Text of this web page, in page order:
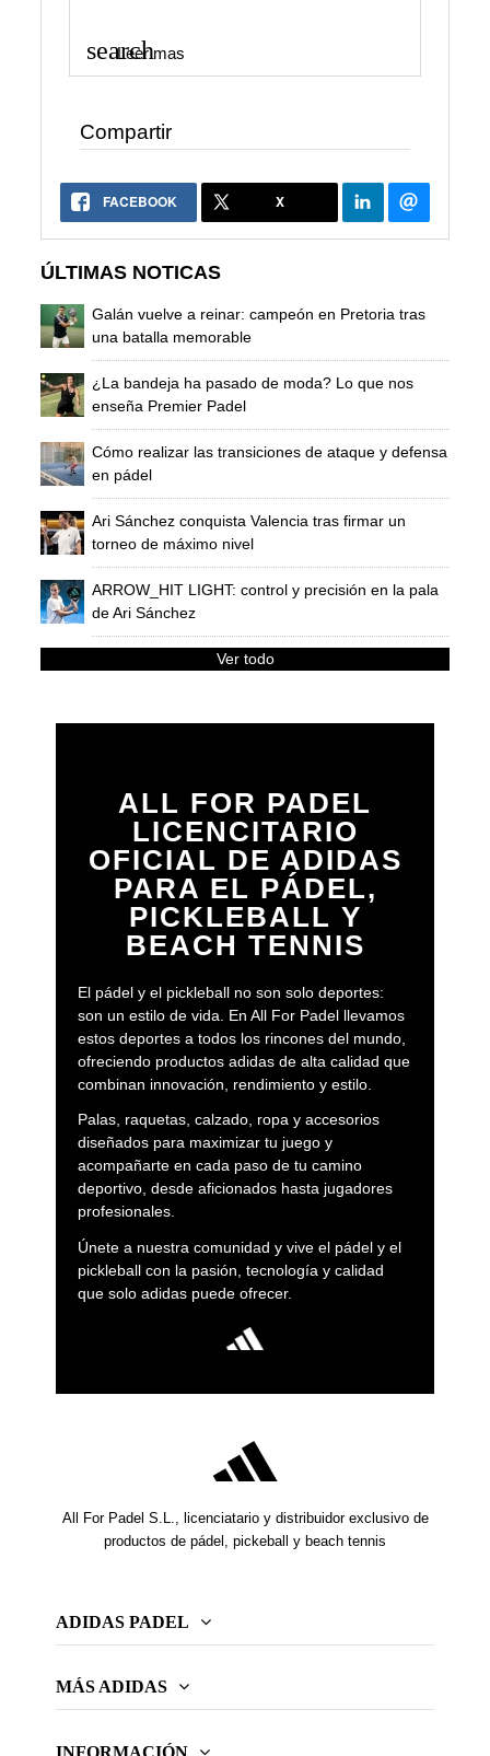
search
Leer mas
Compartir
FACEBOOK X
ÚLTIMAS NOTICAS
Galán vuelve a reinar: campeón en Pretoria tras
una batalla memorable
¿La bandeja ha pasado de moda? Lo que nos
enseña Premier Padel
Cómo realizar las transiciones de ataque y defensa
en pádel
Ari Sánchez conquista Valencia tras firmar un
torneo de máximo nivel
ARROW_HIT LIGHT: control y precisión en la pala
de Ari Sánchez
Ver todo
ALL FOR PADEL
LICENCITARIO
OFICIAL DE ADIDAS
PARA EL PÁDEL,
PICKLEBALL Y
BEACH TENNIS
El pádel y el pickleball no son solo deportes:
son un estilo de vida. En All For Padel llevamos
estos deportes a todos los rincones del mundo,
ofreciendo productos adidas de alta calidad que
combinan innovación, rendimiento y estilo.
Palas, raquetas, calzado, ropa y accesorios
diseñados para maximizar tu juego y
acompañarte en cada paso de tu camino
deportivo, desde aficionados hasta jugadores
profesionales.
Únete a nuestra comunidad y vive el pádel y el
pickleball con la pasión, tecnología y calidad
que solo adidas puede ofrecer.
All For Padel S.L., licenciatario y distribuidor exclusivo de
productos de pádel, pickeball y beach tennis
ADIDAS PADEL
MÁS ADIDAS